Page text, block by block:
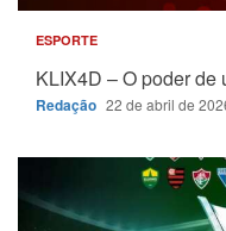
ESPORTE
KLIX4D – O poder
Redação 22 de abril de